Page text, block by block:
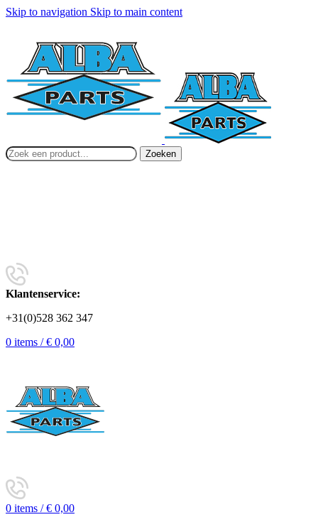
Skip to navigation Skip to main content
Zoeken
Klantenservice:
+31(0)528 362 347
0 items / € 0,00
0 items / € 0,00